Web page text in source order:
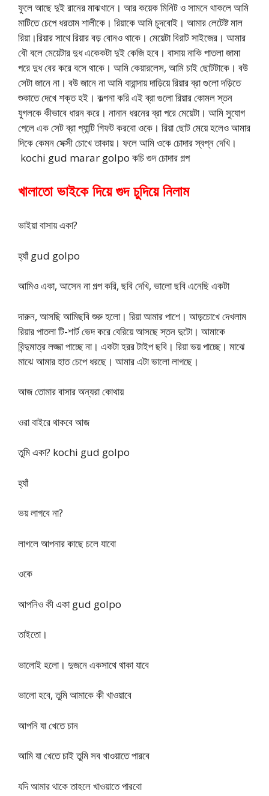
ফুলে আছে দুই রানের মাঝখানে। আর কয়েক মিনিট ও সামনে থাকলে আমি
মাটিতে চেপে ধরতাম শালীকে। রিয়াকে আমি চুদবোই। আমার লেটেষ্ট মাল
রিয়া।রিয়ার সাথে রিয়ার বড় বোনও থাকে। মেয়েটা বিরাট সাইজের। আমার
বৌ বলে মেয়েটার দুধ একেকটা দুই কেজি হবে। বাসায় নাকি পাতলা জামা
পরে দুধ বের করে বসে থাকে। আমি কেয়ারলেস, আমি চাই ছোটটাকে। বউ
সেটা জানে না। বউ জানে না আমি বারান্দায় দাড়িয়ে রিয়ার ব্রা গুলো দড়িতে
শুকাতে দেখে শক্ত হই। কল্পনা করি এই ব্রা গুলো রিয়ার কোমল স্তন
যুগলকে কীভাবে ধারন করে। নানান ধরনের ব্রা পরে মেয়েটা। আমি সুযোগ
পেলে এক সেট ব্রা প্যান্টি গিফট করবো ওকে। রিয়া ছোট মেয়ে হলেও আমার
দিকে কেমন সেক্সী চোখে তাকায়। ফলে আমি ওকে চোদার স্বপ্ন দেখি।
kochi gud marar golpo কচি গুদ চোদার গল্প
খালাতো ভাইকে দিয়ে গুদ চুদিয়ে নিলাম
ভাইয়া বাসায় একা?
হ্যাঁ gud golpo
আমিও একা, আসেন না গল্প করি, ছবি দেখি, ভালো ছবি এনেছি একটা
দারুন, আসছি আমিছবি শুরু হলো। রিয়া আমার পাশে। আড়চোখে দেখলাম
রিয়ার পাতলা টি-শার্ট ভেদ করে বেরিয়ে আসছে স্তন দুটো। আমাকে
বিন্দুমাত্র লজ্জা পাচ্ছে না। একটা হরর টাইপ ছবি। রিয়া ভয় পাচ্ছে। মাঝে
মাঝে আমার হাত চেপে ধরছে। আমার এটা ভালো লাগছে।
আজ তোমার বাসার অন্যরা কোথায়
ওরা বাইরে থাকবে আজ
তুমি একা? kochi gud golpo
হ্যাঁ
ভয় লাগবে না?
লাগলে আপনার কাছে চলে যাবো
ওকে
আপনিও কী একা gud golpo
তাইতো।
ভালোই হলো। দুজনে একসাথে থাকা যাবে
ভালো হবে, তুমি আমাকে কী খাওয়াবে
আপনি যা খেতে চান
আমি যা খেতে চাই তুমি সব খাওয়াতে পারবে
যদি আমার থাকে তাহলে খাওয়াতে পারবো